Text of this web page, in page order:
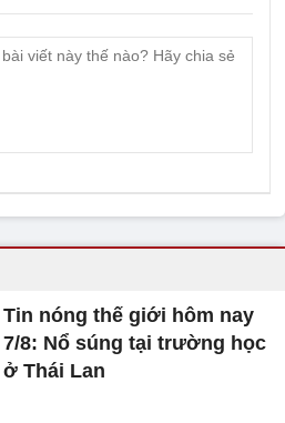
Tin nóng thế giới hôm nay
7/8: Nổ súng tại trường học
ở Thái Lan